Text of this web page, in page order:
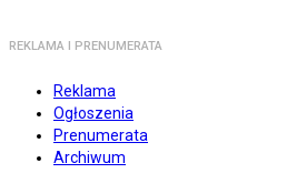
REKLAMA I PRENUMERATA
Reklama
Ogłoszenia
Prenumerata
Archiwum